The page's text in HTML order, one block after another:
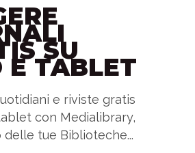
SU
E TABLET
e riviste gratis
con Medialibrary,
delle tue Biblioteche...